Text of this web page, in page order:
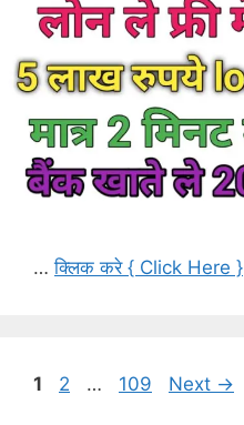
…क्लिक करे { Click Here }
Page
1 Page
2 … Page
109 Next →